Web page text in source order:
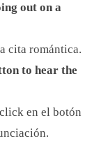
out on a
cita romántica.
to hear the
en el botón